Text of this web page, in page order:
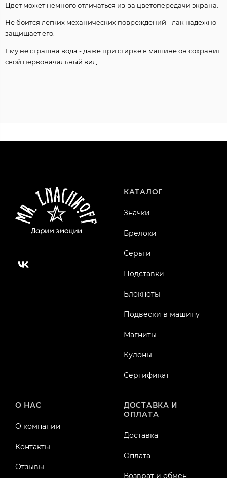
Цвет может немного отличаться из-за цветопередачи экрана.
Не боится легких механических повреждений - лак надежно
защищает его.
Ему не страшна вода - даже при стирке в машине он сохранит
свой первоначальный вид.
КАТАЛОГ
Значки
Брелоки
Серьги
Подставки
Блокноты
Подвески в машину
Магниты
Кулоны
Сертификат
О НАС
О компании
Контакты
Отзывы
ДОСТАВКА И
ОПЛАТА
Доставка
Оплата
Возврат и обмен